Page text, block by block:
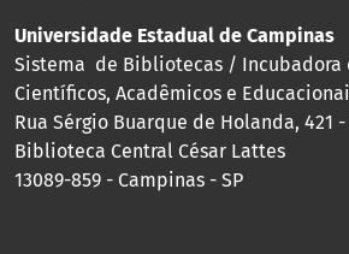
Universidade Estadual de Campinas
Sistema de Bibliotecas / Incubadora
Científicos, Acadêmicos e
Rua Sérgio Buarque de Holanda, 421
Biblioteca Central César Lattes
13089-859 - Campinas - SP